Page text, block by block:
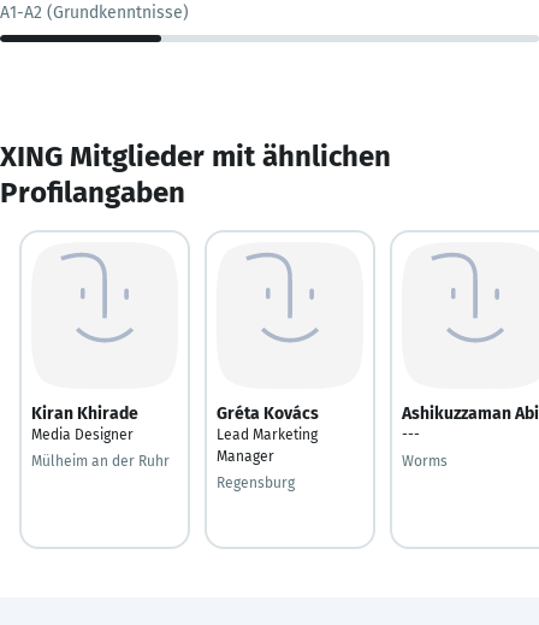
A1-A2 (Grundkenntnisse)
XING Mitglieder mit ähnlichen
Profilangaben
Kiran Khirade
Media Designer
Mülheim an der Ruhr
Gréta Kovács
Lead Marketing
Manager
Regensburg
Ashikuzzaman
---
Worms